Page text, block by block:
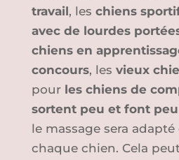
travail, les chiens
avec de lourdes
chiens en
concours, les vieux
pour les chiens de
sortent peu et font peu
le massage sera
chaque chien. Cela